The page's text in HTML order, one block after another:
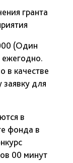
гранта
(Один
ежегодно.
в качестве
для
в
фонда в
00 минут